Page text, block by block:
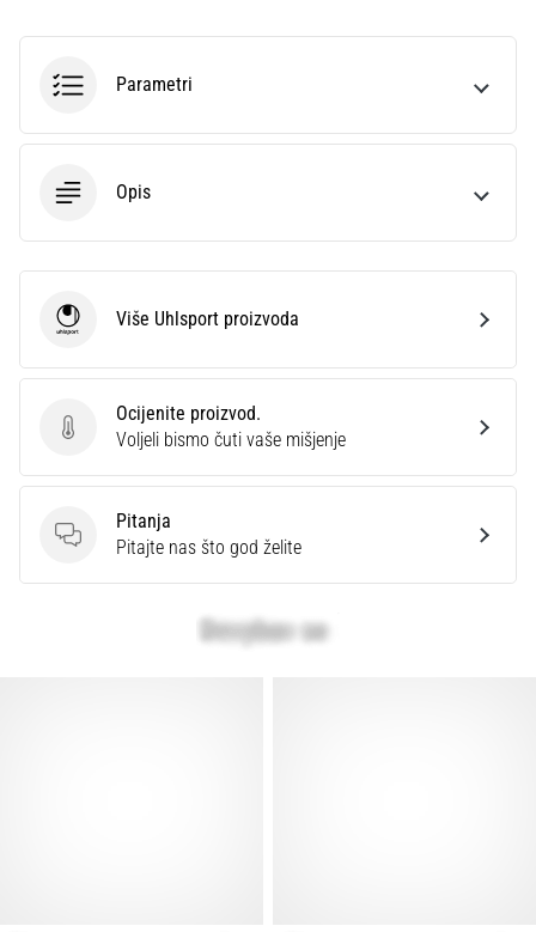
Parametri
Opis
Ocijenite proizvod.
Ocijenite proizvod.
Voljeli bismo čuti vaše mišjenje
Pitanja
Pitanja
Pitajte nas što god želite
UhlsportViše Uhlsport proizvoda